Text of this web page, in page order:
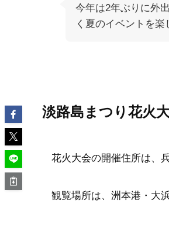
今年は2年ぶりに外
く夏のイベントを楽
淡路島まつり花火
花火大会の開催住所は、
観覧場所は、洲本港・大